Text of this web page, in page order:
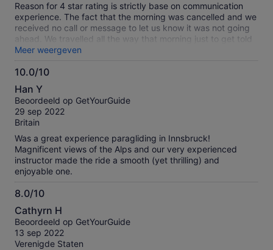
Reason for 4 star rating is strictly base on communication
experience. The fact that the morning was cancelled and we
received no call or message to let us know it was not going
ahead. We travelled all the way that morning just to get told
that its been cancelled. However the next they arrange a
taxi for us to be picked up from the hotel which they paid for
but still had to make our way home which we had to pay for
not to miss. The experience in the sky was magical honestly
it was so beautiful the views of the mountains and the clouds
and sky was just like out a movie. I would recommend if you
get an opportunity go for it.
Meer weergeven
10.0/10
10.0
van
10
Han Y
Beoordeeld op GetYourGuide
29 sep 2022
Britain
Was a great experience paragliding in Innsbruck!
Magnificent views of the Alps and our very experienced
instructor made the ride a smooth (yet thrilling) and
enjoyable one.
8.0/10
8.0
van
10
Cathyrn H
Beoordeeld op GetYourGuide
13 sep 2022
Verenigde Staten